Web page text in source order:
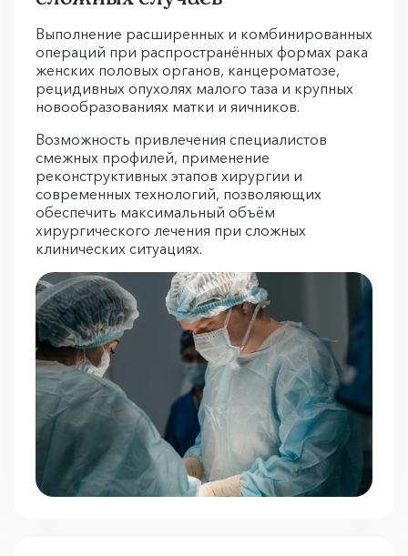
Выполнение расширенных и комбинированных
операций при распространённых формах рака
женских половых органов, канцероматозе,
рецидивных опухолях малого таза и крупных
новообразованиях матки и яичников.
Возможность привлечения специалистов
смежных профилей, применение
реконструктивных этапов хирургии и
современных технологий, позволяющих
обеспечить максимальный объём
хирургического лечения при сложных
клинических ситуациях.